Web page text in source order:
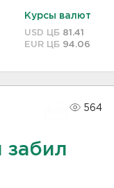
Курсы валют
USD ЦБ 81.41
EUR ЦБ 94.06
564
забил